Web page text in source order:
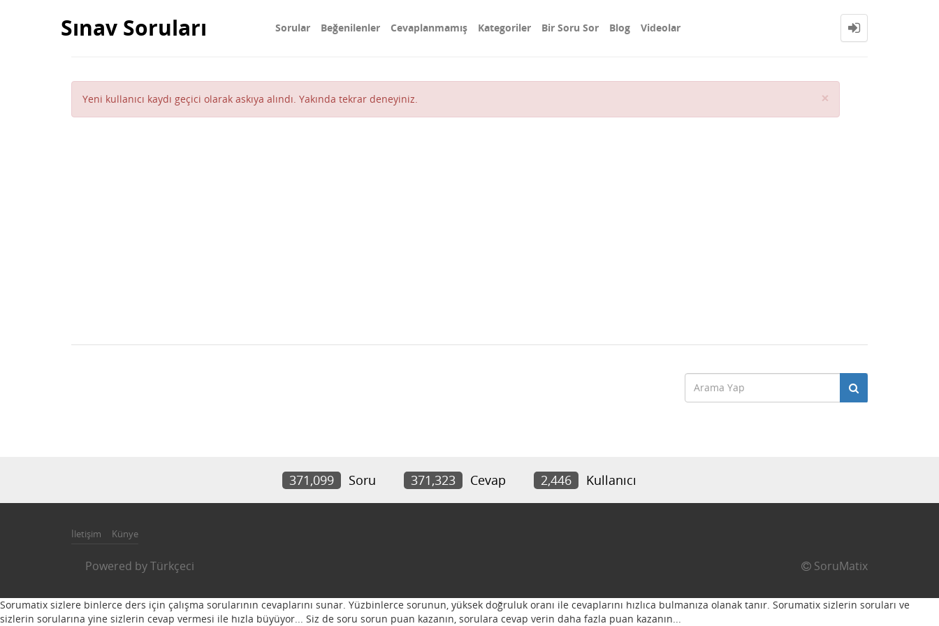
Sınav Soruları Sorular Beğenilenler Cevaplanmamış Kategoriler Bir Soru Sor Blog Videolar
Yeni kullanıcı kaydı geçici olarak askıya alındı. Yakında tekrar deneyiniz. ×
371,099 Soru 371,323 Cevap 2,446 Kullanıcı
İletişim Künye
Powered byTürkçeci SoruMatix
Sorumatix sizlere binlerce ders için çalışma sorularının cevaplarını sunar. Yüzbinlerce sorunun, yüksek doğruluk oranı ile cevaplarını hızlıca bulmanıza olanak tanır. Sorumatix sizlerin soruları ve
sizlerin sorularına yine sizlerin cevap vermesi ile hızla büyüyor... Siz de soru sorun puan kazanın, sorulara cevap verin daha fazla puan kazanın...